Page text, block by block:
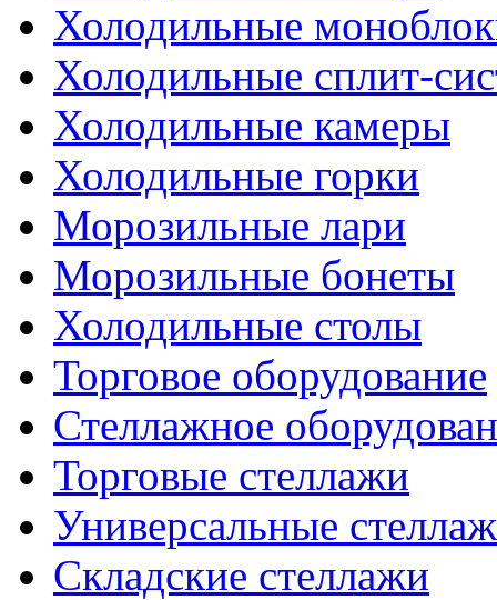
Холодильные
Холодильные сплит-
Холодильные камеры
Холодильные горки
Морозильные лари
Морозильные бонеты
Холодильные столы
Торговое оборудование
Стеллажное
Торговые стеллажи
Универсальные
Складские стеллажи